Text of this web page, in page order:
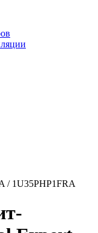
/ 1U35PHP1FRA